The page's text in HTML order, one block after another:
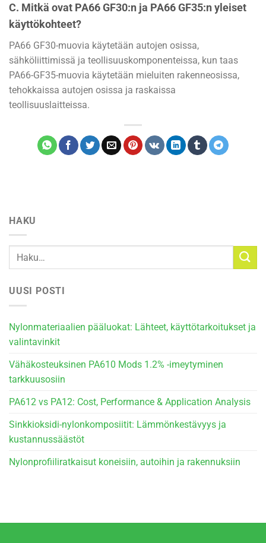
C. Mitkä ovat PA66 GF30:n ja PA66 GF35:n yleiset
käyttökohteet?
PA66 GF30-muovia käytetään autojen osissa,
sähköliittimissä ja teollisuuskomponenteissa, kun taas
PA66-GF35-muovia käytetään mieluiten rakenneosissa,
tehokkaissa autojen osissa ja raskaissa
teollisuuslaitteissa.
HAKU
UUSI POSTI
Nylonmateriaalien pääluokat: Lähteet, käyttötarkoitukset ja
valintavinkit
Vähäkosteuksinen PA610 Mods 1.2% -imeytyminen
tarkkuusosiin
PA612 vs PA12: Cost, Performance & Application Analysis
Sinkkioksidi-nylonkomposiitit: Lämmönkestävyys ja
kustannussäästöt
Nylonprofiiliratkaisut koneisiin, autoihin ja rakennuksiin